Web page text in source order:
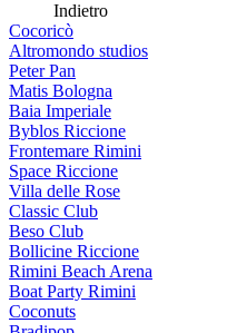
Indietro
Cocoricò
Altromondo studios
Peter Pan
Matis Bologna
Baia Imperiale
Byblos Riccione
Frontemare Rimini
Space Riccione
Villa delle Rose
Classic Club
Beso Club
Bollicine Riccione
Rimini Beach Arena
Boat Party Rimini
Coconuts